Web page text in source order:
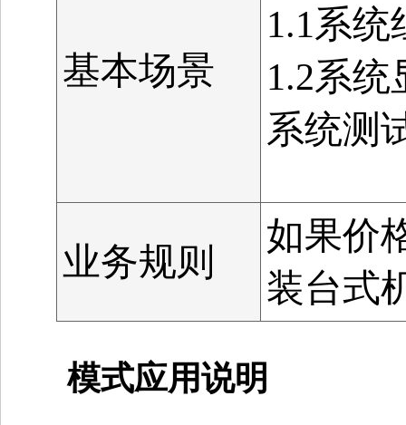
基本场景
1.1系
1.2系
系统测
业务规则
如果价
装台式
模式应用说明